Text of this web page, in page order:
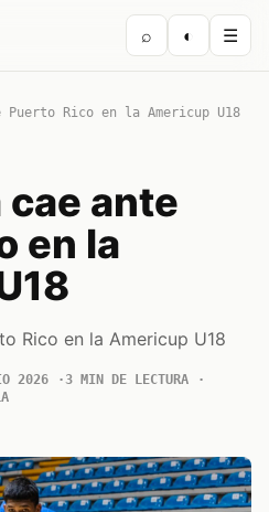
⌕ ◐ ☰
Puerto Rico en la Americup U18
ante
en la
Rico en la Americup U18
2026
3 MIN DE LECTURA